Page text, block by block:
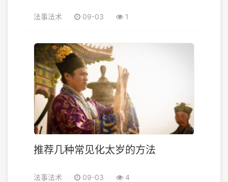
法事法术 09-03 1
推荐几种常见化太岁的方法
法事法术 09-03 4